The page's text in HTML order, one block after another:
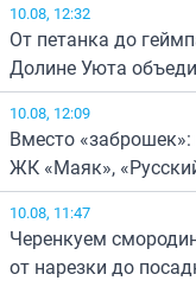
10.08, 12:32
От петанка до
Долине Уюта
10.08, 12:09
Вместо
ЖК «Маяк»,
10.08, 11:47
Черенкуем
от нарезки до